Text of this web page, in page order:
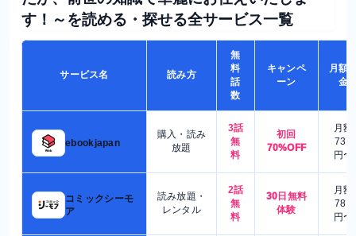
す！～を読める・探せる全サービス一覧
サービス名 読み方
無
料
話
数
キャンペ
ーン
月額
金
ebookjapan
購入・読み
放題
3話
無
料
初回
70%OFF
月額
730
円〜
コミックシーモ
ア
読み放題・
レンタル
2話
無
料
30日無料
体験
月額
780
円〜